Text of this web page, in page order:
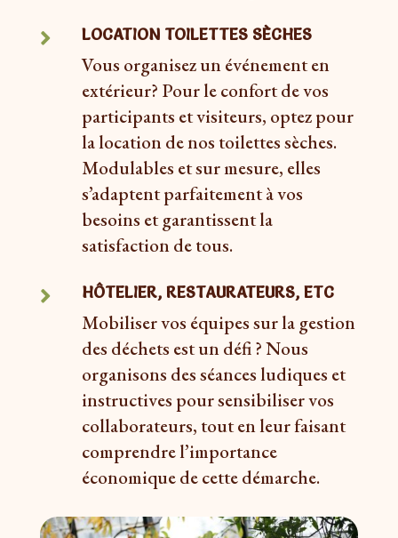
 LOCATION TOILETTES SÈCHES
Vous organisez un événement en
extérieur? Pour le confort de vos
participants et visiteurs, optez pour
la location de nos toilettes sèches.
Modulables et sur mesure, elles
s’adaptent parfaitement à vos
besoins et garantissent la
satisfaction de tous.
 HÔTELIER, RESTAURATEURS, ETC
Mobiliser vos équipes sur la gestion
des déchets est un défi ? Nous
organisons des séances ludiques et
instructives pour sensibiliser vos
collaborateurs, tout en leur faisant
comprendre l’importance
économique de cette démarche.